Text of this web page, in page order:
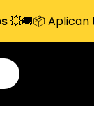
💥🚚📦 Aplican